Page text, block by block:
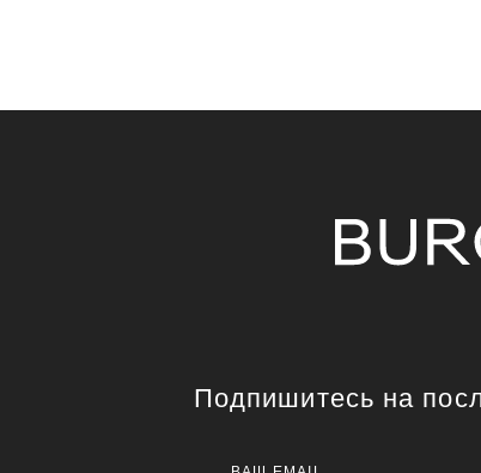
Подпишитесь на